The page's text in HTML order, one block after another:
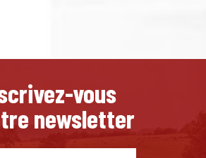
vous
newsletter